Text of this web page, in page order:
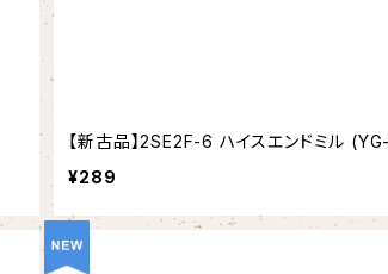
【新古品】2SE2F-6 ハイスエンドミル
¥289